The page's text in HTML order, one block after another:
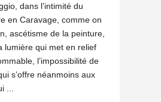
dans l’intimité du
en Caravage, comme on
ascétisme de la peinture,
lumière qui met en relief
l’impossibilité de
s’offre néanmoins aux
...